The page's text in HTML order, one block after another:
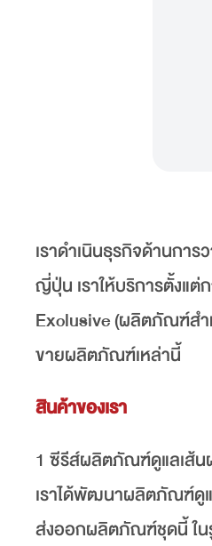
เราดำเนินธุรกิจด้านกา
ญี่ปุ่น เราให้บริการตั้งแ
Exclusive (ผลิตภัณฑ์สำ
ขายผลิตภัณฑ์เหล่านี้
สินค้าของเรา
1 ซีรีส์ผลิตภัณฑ์ดูแลเส้น
เราได้พัฒนาผลิตภัณฑ์ดู
ส่งออกผลิตภัณฑ์ชุดนี้ ใน